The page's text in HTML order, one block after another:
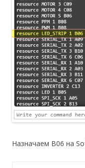
Назначаем B06 на